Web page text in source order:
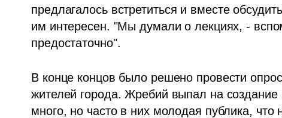
предлагалось встретиться и вместе
им интересен. "Мы думали о лекциях, -
предостаточно".
В конце концов было решено провести
жителей города. Жребий выпал на
много, но часто в них молодая публика,